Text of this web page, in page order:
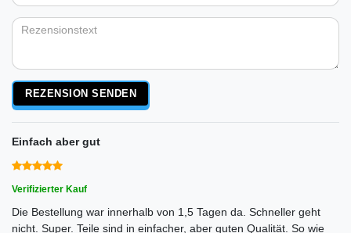
Bewertungssternen
Bewertungssternen
Bewertungssternen
Bewertungssternen
Bewertungssternen
(optional)
REZENSION SENDEN
Einfach aber gut
Verifizierter Kauf
Die Bestellung war innerhalb von 1,5 Tagen da. Schneller geht
nicht. Super. Teile sind in einfacher, aber guten Qualität. So wie